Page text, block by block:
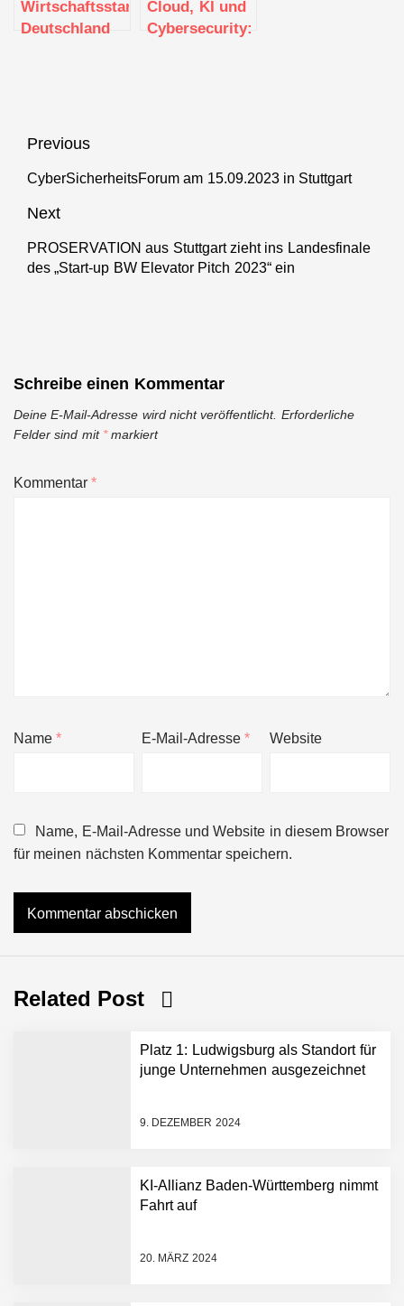
Wirtschaftsstandort
Deutschland
sichern
Cloud, KI und
Cybersecurity:
Beitragsnavigation
Previous
Previous
CyberSicherheitsForum am 15.09.2023 in Stuttgart
Next
Next
post:
PROSERVATION aus Stuttgart zieht ins Landesfinale
des „Start-up BW Elevator Pitch 2023“ ein
Schreibe einen Kommentar
Deine E-Mail-Adresse wird nicht veröffentlicht. Erforderliche
Felder sind mit *markiert
Kommentar*
Name* E-Mail-Adresse* Website
Name, E-Mail-Adresse und Website in diesem Browser
für meinen nächsten Kommentar speichern.
Related Post
Platz 1: Ludwigsburg als Standort für
junge Unternehmen ausgezeichnet
9. DEZEMBER 2024
KI-Allianz Baden-Württemberg nimmt
Fahrt auf
20. MÄRZ 2024
NEURA Robotics gibt
Dollar bekannt, um den